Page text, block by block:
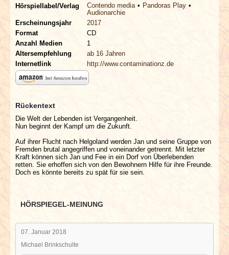
Hörspiellabel/Verlag
Contendo media
Pandoras Play
Audionarchie
Erscheinungsjahr
2017
Format
CD
Anzahl Medien
1
Altersempfehlung
ab 16 Jahren
Internetlink
http://www.contaminationz.de
Rückentext
Die Welt der Lebenden ist Vergangenheit.
Nun beginnt der Kampf um die Zukunft.
Auf ihrer Flucht nach Helgoland werden Jan und seine Gruppe von
Fremden brutal angegriffen und voneinander getrennt. Mit letzter
Kraft können sich Jan und Fee in ein Dorf von Überlebenden
retten. Sie erhoffen sich von den Bewohnern Hilfe für ihre Freunde.
Doch es könnte bereits zu spät für sie sein.
HÖRSPIEGEL-MEINUNG
07. Januar 2018
Michael Brinkschulte